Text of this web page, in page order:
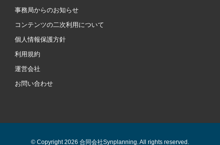
事務局からのお知らせ
コンテンツの二次利用について
個人情報保護方針
利用規約
運営会社
お問い合わせ
© Copyright 2026 合同会社Synplanning. All rights reserved.